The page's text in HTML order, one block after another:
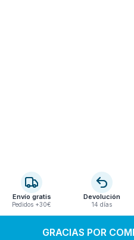
Envío gratis
Pedidos +30€
Devolución
14 días
GRACIAS POR